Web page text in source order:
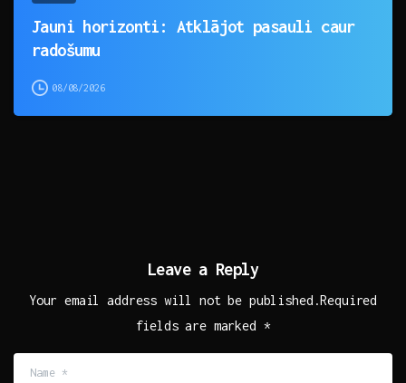
Jauni horizonti: Atklājot pasauli caur
radošumu
08/08/2026
Leave a Reply
Your email address will not be published.Required
fields are marked *